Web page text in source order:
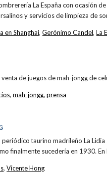
La España con ocasión
y servicios de limpieza de
en Shanghai,Gerónimo Candel,La
de juegos de mah-jongg de
, mah-jongg, prensa
periódico taurino madrileño La
finalmente sucedería en 1930.
,Vicente Hong